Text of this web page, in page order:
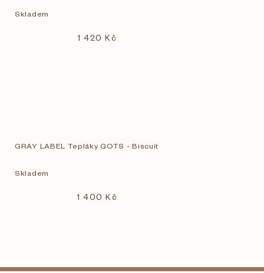
Skladem
1 420 Kč
GRAY LABEL Tepláky GOTS - Biscuit
Skladem
1 400 Kč